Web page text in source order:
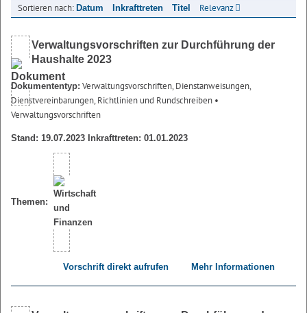
Sortieren nach: Datum Inkrafttreten Titel Relevanz
Verwaltungsvorschriften zur Durchführung der
Haushalte 2023
Dokumententyp: Verwaltungsvorschriften, Dienstanweisungen,
Dienstvereinbarungen, Richtlinien und Rundschreiben •
Verwaltungsvorschriften
Stand: 19.07.2023 Inkrafttreten: 01.01.2023
Themen:
Vorschrift direkt aufrufen Mehr Informationen